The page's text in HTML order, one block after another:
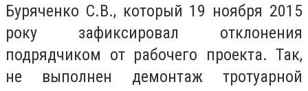
Буряченко С.В., который 19 ноября 2015
року зафиксировал отклонения
подрядчиком от рабочего проекта. Так,
не выполнен демонтаж тротуарной